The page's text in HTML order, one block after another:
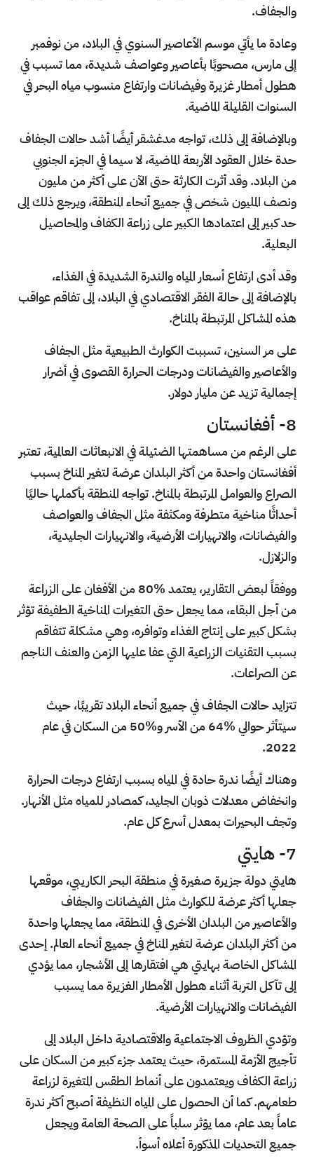
والجفاف.
وعادة ما يأتي موسم الأعاصير السنوي في البلاد، من نوفمبر
إلى مارس، مصحوبًا بأعاصير وعواصف شديدة، مما تسبب في
هطول أمطار غزيرة وفيضانات وارتفاع منسوب مياه البحر في
السنوات القليلة الماضية.
وبالإضافة إلى ذلك، تواجه مدغشقر أيضًا أشد حالات الجفاف
حدة خلال العقود الأربعة الماضية، لا سيما في الجزء الجنوبي
من البلاد. وقد أثرت الكارثة حتى الآن على أكثر من مليون
ونصف المليون شخص في جميع أنحاء المنطقة، ويرجع ذلك إلى
حد كبير إلى اعتمادها الكبير على زراعة الكفاف والمحاصيل
البعلية.
وقد أدى ارتفاع أسعار المياه والندرة الشديدة في الغذاء،
بالإضافة إلى حالة الفقر الاقتصادي في البلاد، إلى تفاقم عواقب
هذه المشاكل المرتبطة بالمناخ.
على مر السنين، تسببت الكوارث الطبيعية مثل الجفاف
والأعاصير والفيضانات ودرجات الحرارة القصوى في أضرار
إجمالية تزيد عن مليار دولار.
8- أفغانستان
على الرغم من مساهمتها الضئيلة في الانبعاثات العالمية، تعتبر
أفغانستان واحدة من أكثر البلدان عرضة لتغير المناخ بسبب
الصراع والعوامل المرتبطة بالمناخ. تواجه المنطقة بأكملها حاليًا
أحداثًا مناخية متطرفة ومكثفة مثل الجفاف والعواصف
والفيضانات، والانهيارات الأرضية، والانهيارات الجليدية،
والزلازل.
ووفقاً لبعض التقارير، يعتمد %80 من الأفغان على الزراعة
من أجل البقاء، مما يجعل حتى التغيرات المناخية الطفيفة تؤثر
بشكل كبير على إنتاج الغذاء وتوافره، وهي مشكلة تتفاقم
بسبب التقنيات الزراعية التي عفا عليها الزمن والعنف الناجم
عن الصراعات.
تتزايد حالات الجفاف في جميع أنحاء البلاد تقريبًا، حيث
سيتأثر حوالي %64 من الأسر و%50 من السكان في عام
2022.
وهناك أيضًا ندرة حادة في المياه بسبب ارتفاع درجات الحرارة
وانخفاض معدلات ذوبان الجليد، كمصادر للمياه مثل الأنهار.
وتجف البحيرات بمعدل أسرع كل عام.
7- هايتي
هايتي دولة جزيرة صغيرة في منطقة البحر الكاريبي، موقعها
جعلها أكثر عرضة للكوارث مثل الفيضانات والجفاف
والأعاصير من البلدان الأخرى في المنطقة، مما يجعلها واحدة
من أكثر البلدان عرضة لتغير المناخ في جميع أنحاء العالم. إحدى
المشاكل الخاصة بهايتي هي افتقارها إلى الأشجار، مما يؤدي
إلى تآكل التربة أثناء هطول الأمطار الغزيرة مما يسبب
الفيضانات والانهيارات الأرضية.
وتؤدي الظروف الاجتماعية والاقتصادية داخل البلاد إلى
تأجيج الأزمة المستمرة، حيث يعتمد جزء كبير من السكان على
زراعة الكفاف ويعتمدون على أنماط الطقس المتغيرة لزراعة
طعامهم. كما أن الحصول على المياه النظيفة أصبح أكثر ندرة
عاماً بعد عام، مما يؤثر سلباً على الصحة العامة ويجعل
جميع التحديات المذكورة أعلاه أسوأ.